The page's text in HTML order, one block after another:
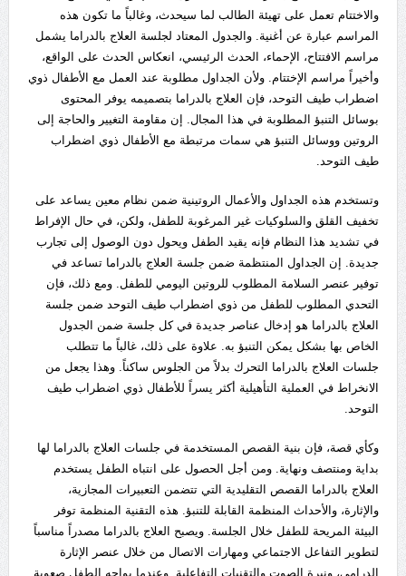
والاختتام تعمل على تهيئة الطالب لما سيحدث، وغالباً ما تكون هذه
المراسم عبارة عن أغنية. والجدول المعتاد لجلسة العلاج بالدراما يشمل
مراسم الافتتاح، الإحماء، الحدث الرئيسي، انعكاس الحدث على الواقع،
وأخيراً مراسم الإختتام. ولأن الجداول مطلوبة عند العمل مع الأطفال ذوي
اضطراب طيف التوحد، فإن العلاج بالدراما بتصميمه يوفر المحتوى
بوسائل التنبؤ المطلوبة في هذا المجال. إن مقاومة التغيير والحاجة إلى
الروتين ووسائل التنبؤ هي سمات مرتبطة مع الأطفال ذوي اضطراب
طيف التوحد.
وتستخدم هذه الجداول والأعمال الروتينية ضمن نظام معين يساعد على
تخفيف القلق والسلوكيات غير المرغوبة للطفل، ولكن، في حال الإفراط
في تشديد هذا النظام فإنه يقيد الطفل ويحول دون الوصول إلى تجارب
جديدة. إن الجداول المنتظمة ضمن جلسة العلاج بالدراما تساعد في
توفير عنصر السلامة المطلوب للروتين اليومي للطفل. ومع ذلك، فإن
التحدي المطلوب للطفل من ذوي اضطراب طيف التوحد ضمن جلسة
العلاج بالدراما هو إدخال عناصر جديدة في كل جلسة ضمن الجدول
الخاص بها بشكل يمكن التنبؤ به. علاوة على ذلك، غالباً ما تتطلب
جلسات العلاج بالدراما التحرك بدلاً من الجلوس ساكناً. وهذا يجعل من
الانخراط في العملية التأهيلية أكثر يسراً للأطفال ذوي اضطراب طيف
التوحد.
وكأي قصة، فإن بنية القصص المستخدمة في جلسات العلاج بالدراما لها
بداية ومنتصف ونهاية. ومن أجل الحصول على انتباه الطفل يستخدم
العلاج بالدراما القصص التقليدية التي تتضمن التعبيرات المجازية،
والإثارة، والأحداث المنظمة القابلة للتنبؤ. هذه التقنية المنظمة توفر
البيئة المريحة للطفل خلال الجلسة. ويصبح العلاج بالدراما مصدراً مناسباً
لتطوير التفاعل الاجتماعي ومهارات الاتصال من خلال عنصر الإثارة
الدرامي، ونبرة الصوت والتقنيات التفاعلية. وعندما يواجه الطفل صعوبة